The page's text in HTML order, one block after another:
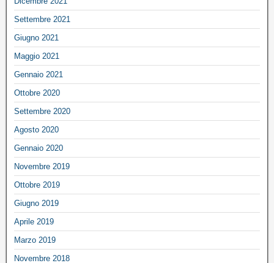
Settembre 2021
Giugno 2021
Maggio 2021
Gennaio 2021
Ottobre 2020
Settembre 2020
Agosto 2020
Gennaio 2020
Novembre 2019
Ottobre 2019
Giugno 2019
Aprile 2019
Marzo 2019
Novembre 2018